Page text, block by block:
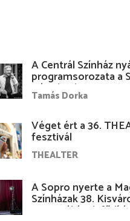
A Centrál Színház
programsorozata a
Várudvarban
Tamás Dorka
Véget ért a 36.
fesztivál
THEALTER
A Sopro nyerte a
Színházak 38.
Fesztiváljának fődíját